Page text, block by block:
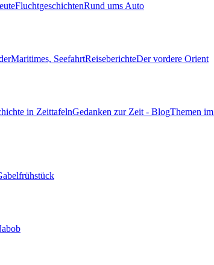
FluchtgeschichtenRund ums Auto
Maritimes, SeefahrtReiseberichteDer vordere Orient
in ZeittafelnGedanken zur Zeit - BlogThemen